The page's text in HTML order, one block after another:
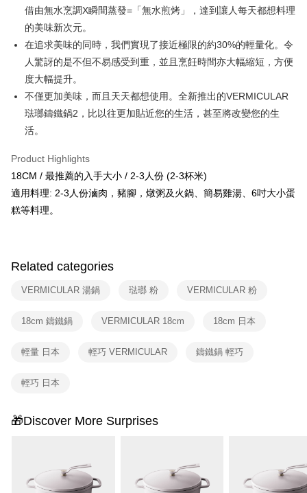
宅配
NT$100/order | Free shipping on orders of NT$999 or more
付款後門市自取
Free shipping
借由無水烹調X瞬間蒸發=「無水煎烤」，達到讓人每天都想料理
的美味新次元。
在追求美味的同時，我們實現了接近極限的約30%的輕量化。令
人驚訝的是不但不易感受到重，並且烹飪時間亦大幅縮短，方便
度大幅提升。
不僅更加美味，而且天天都想使用。全新推出的VERMICULAR
琺瑯鑄鐵鍋2，比以往更加貼近您的生活，甚至將改變您的生
活。
Product Highlights
18CM / 最推薦的入手大小 / 2-3人份 (2-3杯米)
適用料理: 2-3人份滷肉，豬腳，燉粥及火鍋、簡易雞湯、6吋大小蛋
糕等料理。
Related categories
VERMICULAR 湯鍋 琺瑯 粉 VERMICULAR 粉
18cm 鑄鐵鍋 VERMICULAR 18cm 18cm 日本
輕量 日本 輕巧 VERMICULAR 鑄鐵鍋 輕巧
輕巧 日本
🎁Discover More Surprises